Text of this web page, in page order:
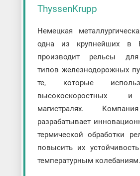
ThyssenKrupp
Немецкая
одна из крупнейших в
производит рельсы
типов железнодорожных
те, которые
высокоскоростных
магистралях.
разрабатывает
термической обработки
повысить их
температурным колебаниям.